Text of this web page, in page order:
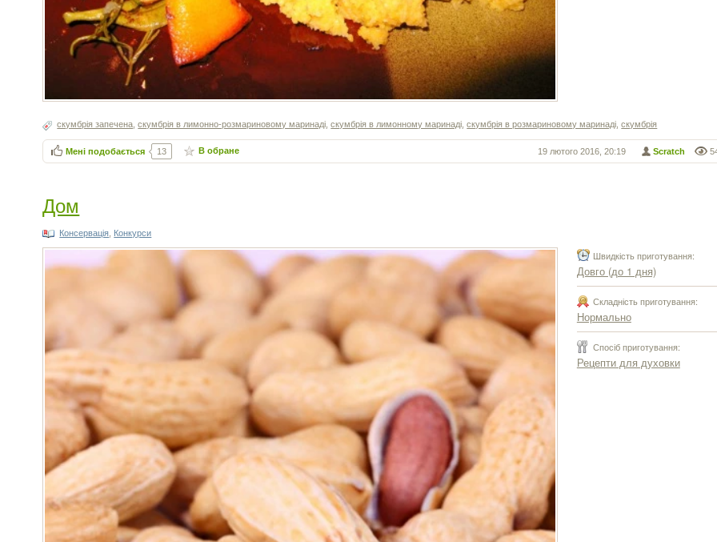
скумбрія запечена ,скумбрія в лимонно-розмариновому маринаді ,скумбрія в лимонному маринаді ,скумбрія в розмариновому маринаді ,скумбрія
Scratch
19 лютого 2016, 20:19
Мені подобається 13 В обране
Дом
Консервація Конкурси
Швидкість приготування:
Довго (до 1 дня)
Складність приготування:
Нормально
Спосіб приготування:
Рецепти для духовки